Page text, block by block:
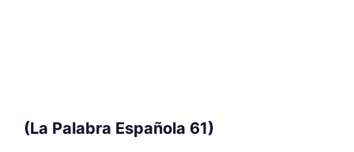
(La Palabra Española 61)